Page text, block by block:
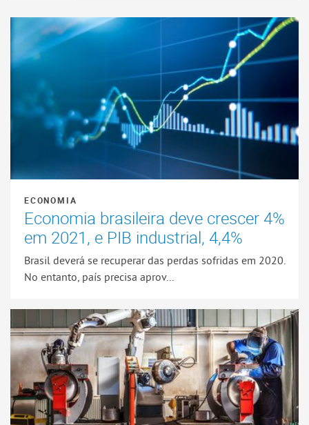
ECONOMIA
Economia brasileira deve crescer 4%
em 2021, e PIB industrial, 4,4%
Brasil deverá se recuperar das perdas sofridas em 2020.
No entanto, país precisa aprov...